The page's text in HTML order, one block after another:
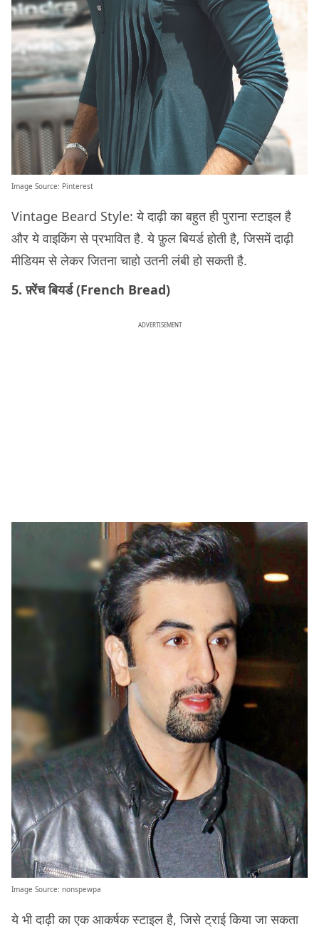
Image Source: Pinterest
Vintage Beard Style: ये दाढ़ी का बहुत ही पुराना स्टाइल है
और ये वाइकिंग से प्रभावित है. ये फ़ुल बियर्ड होती है, जिसमें दाढ़ी
मीडियम से लेकर जितना चाहो उतनी लंबी हो सकती है.
5. फ़्रेंच बियर्ड (French Bread)
ADVERTISEMENT
Image Source: nonspewpa
ये भी दाढ़ी का एक आकर्षक स्टाइल है, जिसे ट्राई किया जा सकता